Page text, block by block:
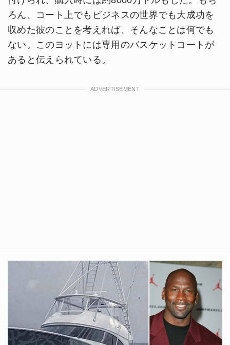
ろん、コート上でもビジネスの世界でも大成功を
収めた彼のことを考えれば、そんなことは何でも
ない。このヨットには専用のバスケットコートが
あると伝えられている。